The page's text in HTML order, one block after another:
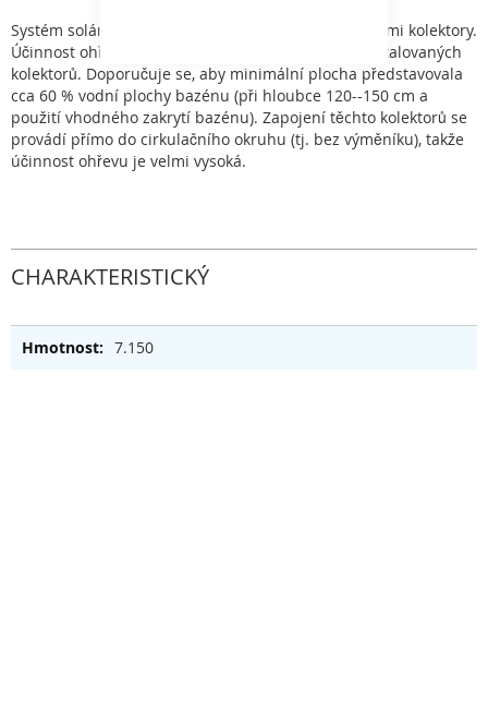
Systém solárního ohřevu je tvořen v řadě propojenými kolektory.
Účinnost ohřevu je přímo úměrná celkové ploše instalovaných
kolektorů. Doporučuje se, aby minimální plocha představovala
cca 60 % vodní plochy bazénu (při hloubce 120--150 cm a
použití vhodného zakrytí bazénu). Zapojení těchto kolektorů se
provádí přímo do cirkulačního okruhu (tj. bez výměníku), takže
účinnost ohřevu je velmi vysoká.
CHARAKTERISTICKÝ
7.150